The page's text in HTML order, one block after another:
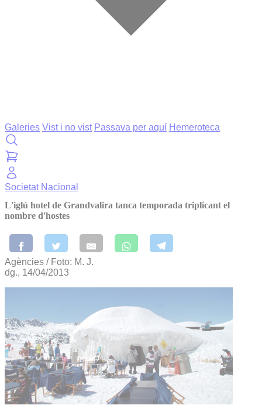
Galeries Vist i no vist Passava per aquí Hemeroteca
Societat Nacional
L'iglú hotel de Grandvalira tanca temporada triplicant el
nombre d'hostes
Agències / Foto: M. J.
dg., 14/04/2013